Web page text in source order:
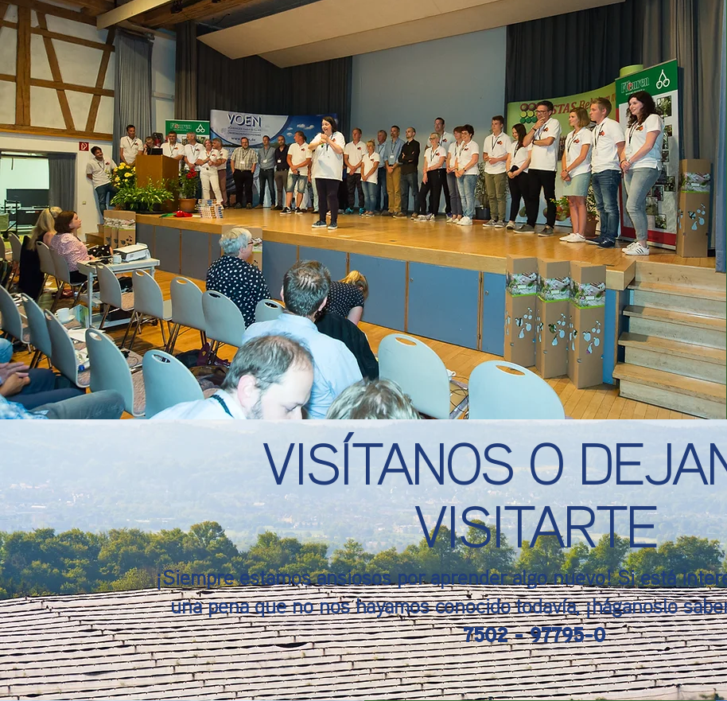
VISÍTANOS O
VISITARTE
¡Siempre estamos ansiosos por aprender algo nuevo! Si está
una pena que no nos hayamos conocido todavía, ¡háganoslo
7502 - 97795-0